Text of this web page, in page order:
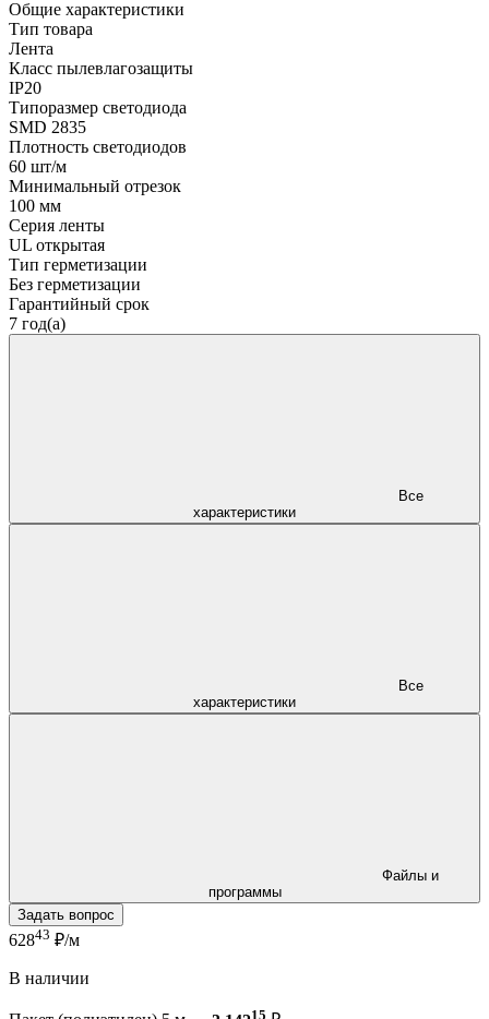
Общие характеристики
Тип товара
Лента
Класс пылевлагозащиты
IP20
Типоразмер светодиода
SMD 2835
Плотность светодиодов
60 шт/м
Минимальный отрезок
100 мм
Серия ленты
UL открытая
Тип герметизации
Без герметизации
Гарантийный срок
7 год(а)
характеристики
характеристики
программы
Задать вопрос
62843 ₽/м
В наличии
15